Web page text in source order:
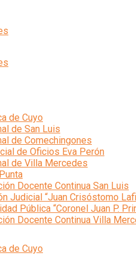
de Cuyo
de Cuyo
de San Luis
de Comechingones
de Oficios Eva Perón
de Villa Mercedes
Docente Continua San Luis
Judicial “Juan Crisóstomo
Pública “Coronel Juan P.
Docente Continua Villa